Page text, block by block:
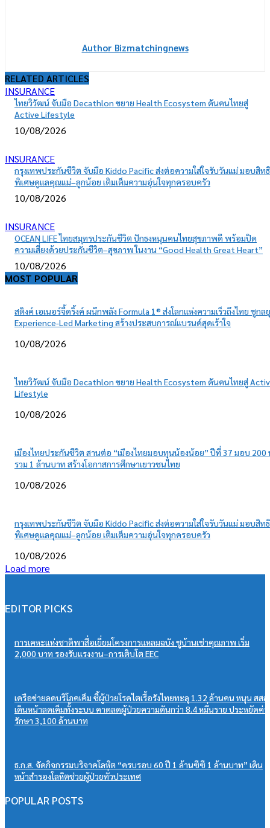
Author Bizmatchingnews
RELATED ARTICLES
INSURANCE
ไทยวิวัฒน์ จับมือ Decathlon ขยาย Health Ecosystem ดันคนไทยสู่
Active Lifestyle
10/08/2026
INSURANCE
กรุงเทพประกันชีวิต จับมือ Kiddo Pacific ส่งต่อความใส่ใจรับวันแม่ มอบสิทธิ
พิเศษดูแลคุณแม่–ลูกน้อย เติมเต็มความอุ่นใจทุกครอบครัว
10/08/2026
INSURANCE
OCEAN LIFE ไทยสมุทรประกันชีวิต ปักธงหนุนคนไทยสุขภาพดี พร้อมปิด
ความเสี่ยงด้วยประกันชีวิต–สุขภาพ ในงาน “Good Health Great Heart”
10/08/2026
MOST POPULAR
สติงค์ เอเนอร์จี้ดริ้งค์ ผนึกพลัง Formula 1® ส่งโลกแห่งความเร็วถึงไทย ชูกล
Experience-Led Marketing สร้างประสบการณ์แบรนด์สุดเร้าใจ
10/08/2026
ไทยวิวัฒน์ จับมือ Decathlon ขยาย Health Ecosystem ดันคนไทยสู่
Lifestyle
10/08/2026
เมืองไทยประกันชีวิต สานต่อ “เมืองไทยมอบทุนน้องน้อย” ปีที่ 37 มอบ 200
รวม 1 ล้านบาท สร้างโอกาสการศึกษาเยาวชนไทย
10/08/2026
กรุงเทพประกันชีวิต จับมือ Kiddo Pacific ส่งต่อความใส่ใจรับวันแม่ มอบสิทธิ
พิเศษดูแลคุณแม่–ลูกน้อย เติมเต็มความอุ่นใจทุกครอบครัว
10/08/2026
Load more
EDITOR PICKS
การเคหะแห่งชาติพาสื่อเยี่ยมโครงการแหลมฉบัง ชูบ้านเช่าคุณภาพ เริ่ม
2,000 บาท รองรับแรงงาน–การเติบโต EEC
เครือข่ายลดบริโภคเค็ม ชี้ผู้ป่วยโรคไตเรื้อรังไทยทะลุ 1.32 ล้านคน หนุน สสส.
เดินหน้าลดเค็มทั้งระบบ คาดลดผู้ป่วยความดันกว่า 8.4 หมื่นราย ประหยัดค่า
รักษา 3,100 ล้านบาท
ธ.ก.ส. จัดกิจกรรมบริจาคโลหิต “ครบรอบ 60 ปี 1 ล้านซีซี 1 ล้านบาท” เดิน
หน้าสำรองโลหิตช่วยผู้ป่วยทั่วประเทศ
POPULAR POSTS